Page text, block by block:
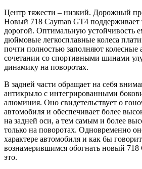
Центр тяжести – низкий. Дорожный
Новый 718 Cayman GT4 поддерживает
дорогой. Оптимальную устойчивость
дюймовые легкосплавные колеса
почти полностью заполняют колесные
сочетании со спортивными шинами
динамику на поворотах.
В задней части обращает на себя
антикрыло с интегрированными
алюминия. Оно свидетельствует о
автомобиля и обеспечивает более
на задней оси, а тем самым и более
только на поворотах. Одновременно
характере автомобиля и как бы
вознамерившимся обогнать новый 718
это.